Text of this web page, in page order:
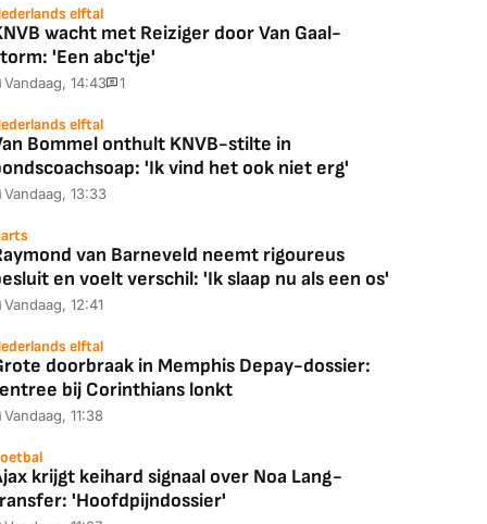
elftal
wacht met Reiziger door Van Gaal-
'Een abc'tje'
Vandaag, 14:43 1
elftal
Bommel onthult KNVB-stilte in
'Ik vind het ook niet erg'
Vandaag, 13:33
van Barneveld neemt rigoureus
en voelt verschil: 'Ik slaap nu als een os'
Vandaag, 12:41
elftal
doorbraak in Memphis Depay-dossier:
bij Corinthians lonkt
Vandaag, 11:38
krijgt keihard signaal over Noa Lang-
'Hoofdpijndossier'